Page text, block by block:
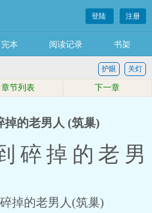
登陆 注册
完本 阅读记录 书架
关灯
护眼
章节列表 下一章
掉的老男人 (筑巢)
碎掉的老男
的老男人(筑巢)